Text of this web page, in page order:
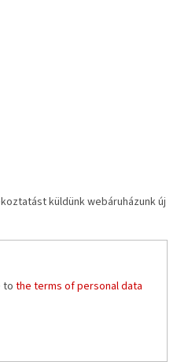
küldünk webáruházunk új
to the terms of personal data